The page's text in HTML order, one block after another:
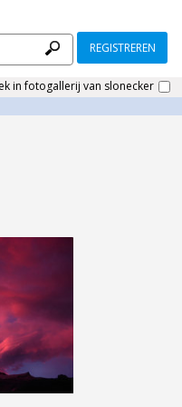
REGISTREREN
in fotogallerij van slonecker